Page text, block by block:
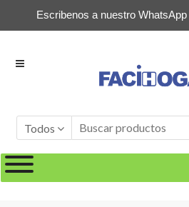
Escribenos a nuestro WhatsApp
Ir
Ir
Todos